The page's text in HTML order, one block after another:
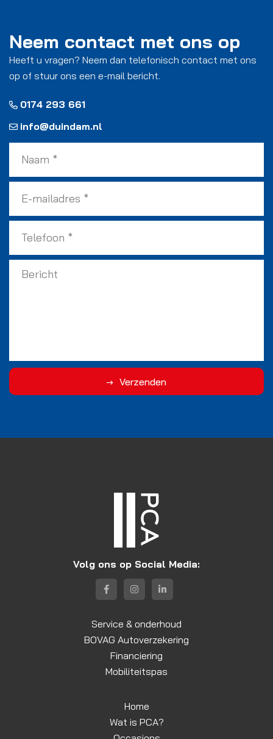
Neem contact met ons op
Heeft u vragen? Neem dan telefonisch contact met ons
op of stuur ons een e-mail bericht.
0174 293 661
info@duindam.nl
Verzenden
Volg ons op Social Media:
Service & onderhoud
BOVAG Autoverzekering
Financiering
Mobiliteitspas
Home
Wat is PCA?